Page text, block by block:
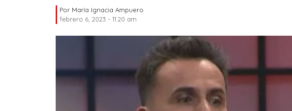
Por María Ignacia Ampuero
febrero 6, 2023 - 11:20 am